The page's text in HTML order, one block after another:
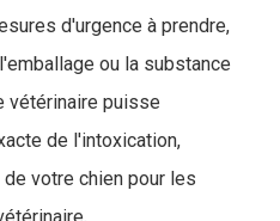
d'urgence à prendre,
ou la substance
vétérinaire puisse
de l'intoxication,
votre chien pour les